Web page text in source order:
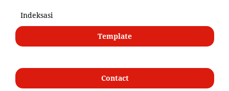
Indeksasi
Template
Contact